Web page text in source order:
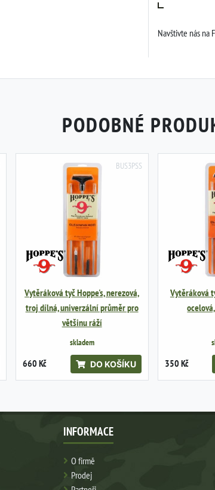
Navštivte nás na
PODOBNÉ
BUS3PSS
Vytěráková tyč Hoppe's, nerezová,
troj dílná, univerzální průměr pro
většinu ráží
skladem
660 Kč DO KOŠÍKU
Vytěráková
350 Kč
INFORMACE
O firmě
Prodej